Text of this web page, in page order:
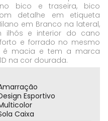
bico e traseira, bico
detalhe em etiqueta
em Branco na lateral,
ilhós e interior do cano
e forrado no mesmo
é macia e tem a marca
na cor dourada.
Esportivo
Caixa